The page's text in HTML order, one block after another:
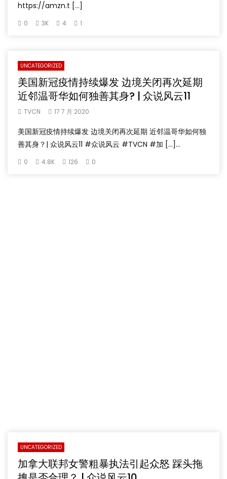
https://amzn.t […]
0 3K 4 1
UNCATEGORIZED
美国新冠疫情持续爆发 边境关闭再次延期
近邻温哥华如何独善其身? | 众说风云11
TVCN 17 7 月 2020
美国新冠疫情持续爆发 边境关闭再次延期 近邻温哥华如何独
善其身？| 众说风云11 #众说风云 #TVCN #加 […]...
0 4.8K 126 0
UNCATEGORIZED
加拿大联邦女警粗暴执法引起众怒 踩头拖